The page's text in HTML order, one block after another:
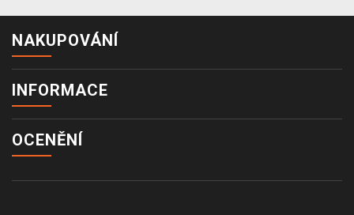
NAKUPOVÁNÍ
INFORMACE
OCENĚNÍ